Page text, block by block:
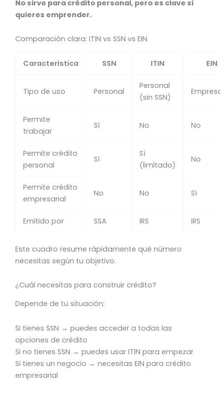
No sirve para crédito personal, pero es clave si
quieres emprender.
Comparación clara: ITIN vs SSN vs EIN
Característica SSN ITIN EIN
Tipo de uso Personal
Personal
(sin SSN)
Permite
trabajar
Sí No No
Permite crédito
personal
Sí
Sí
(limitado)
No
Permite crédito
empresarial
No No Sí
Emitido por SSA IRS IRS
Este cuadro resume rápidamente qué número
necesitas según tu objetivo.
¿Cuál necesitas para construir crédito?
Depende de tu situación:
Si tienes SSN → puedes acceder a todas las
opciones de crédito
Si no tienes SSN → puedes usar ITIN para empezar
Si tienes un negocio → necesitas EIN para crédito
empresarial